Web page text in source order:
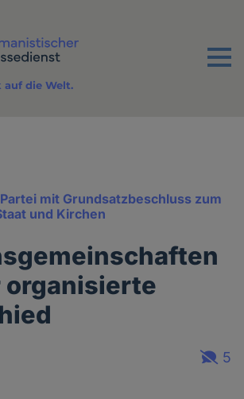
Menu
auf die Welt.
mit Grundsatzbeschluss zum
und Kirchen
organisierte
5